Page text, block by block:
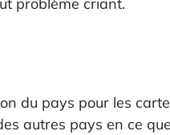
problème criant.
du pays pour les
autres pays en ce